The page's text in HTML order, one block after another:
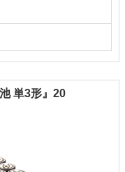
単3形』20